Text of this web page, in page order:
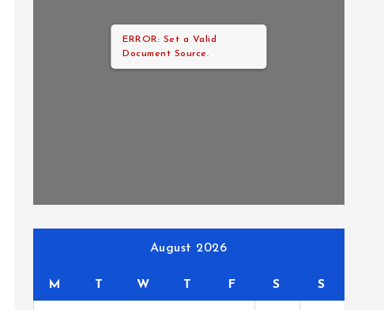
ERROR: Set a Valid
Document Source.
August 2026
M T W T F S S